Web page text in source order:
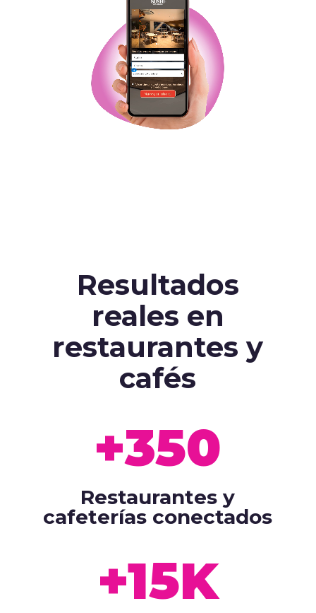
Resultados
reales en
restaurantes y
cafés
+350
Restaurantes y
cafeterías conectados
+15K